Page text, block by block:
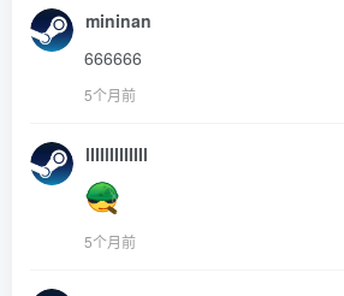
mininan
666666
5个月前
lIIIlIIIIIIIl
5个月前